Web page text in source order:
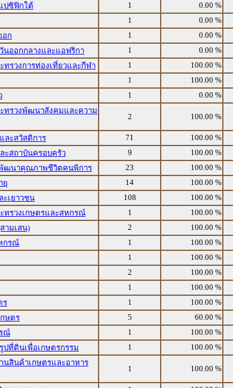
ปซิฟิกใต้
1 0.00 %
1 0.00 %
อก
1 0.00 %
นออกกลางและแอฟริกา
1 0.00 %
ทรวงการท่องเที่ยวและกีฬา
1 100.00 %
1 100.00 %
1 0.00 %
ทรวงพัฒนาสังคมและความ
2 100.00 %
ะสวัสดิการ 71 100.00 %
ะสถาบันครอบครัว
9 100.00 %
พัฒนาคุณภาพชีวิตคนพิการ
23 100.00 %
ยุ
14 100.00 %
ะเยาวชน
108 100.00 %
ทรวงเกษตรและสหกรณ์
1 100.00 %
ามเสน)
2 100.00 %
กรณ์
1 100.00 %
1 100.00 %
2 100.00 %
1 100.00 %
ร
1 100.00 %
กษตร
5 60.00 %
ณ์
1 100.00 %
ปที่ดินเพื่อเกษตรกรรม
1 100.00 %
นสินค้าเกษตรและอาหาร
1 100.00 %